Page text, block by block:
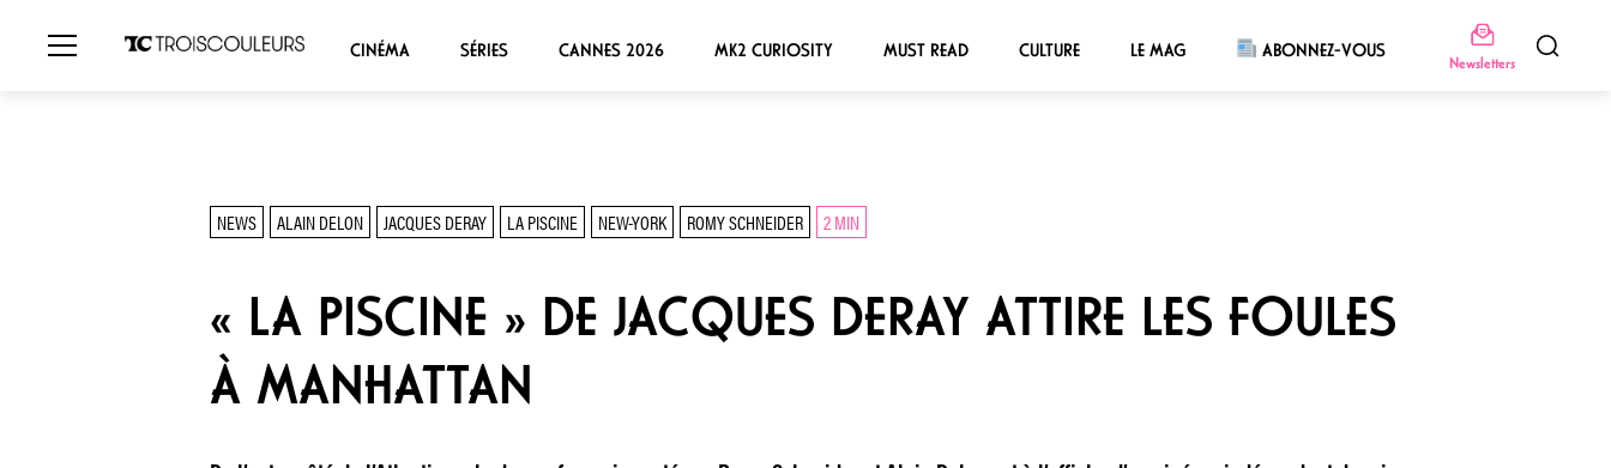
CINÉMA SÉRIES CANNES 2026 MK2 CURIOSITY MUST READ CULTURE LE MAG ABONNEZ-VOUS
Newsletters
NEWS ALAIN DELON JACQUES DERAY LA PISCINE NEW-YORK ROMY SCHNEIDER 2 MIN
« LA PISCINE » DE JACQUES DERAY ATTIRE LES FOULES
À MANHATTAN